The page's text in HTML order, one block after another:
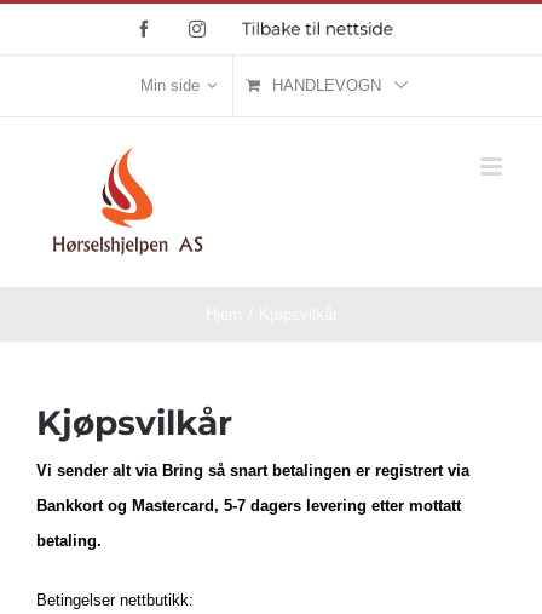
FacebookInstagram
Tilbake
Min side HANDLEVOGN
Kjøpsvilkår
Vi sender alt via Bring så snart betalingen er registrert via
Bankkort og Mastercard, 5-7 dagers levering etter mottatt
betaling.
Betingelser nettbutikk: